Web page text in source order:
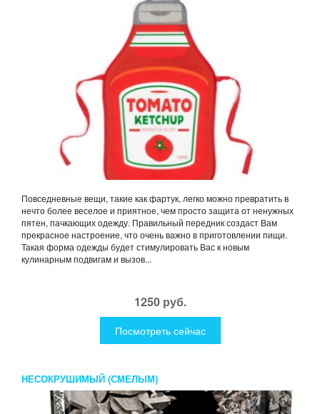
Повседневные вещи, такие как фартук, легко можно превратить в
нечто более веселое и приятное, чем просто защита от ненужных
пятен, пачкающих одежду. Правильный передник создаст Вам
прекрасное настроение, что очень важно в приготовлении пищи.
Такая форма одежды будет стимулировать Вас к новым
кулинарным подвигам и вызов...
1250 руб.
Посмотреть сейчас
НЕСОКРУШИМЫЙ (СМЕЛЫМ)